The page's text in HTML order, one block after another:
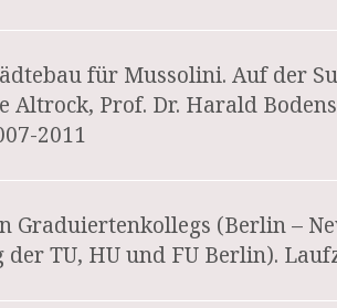
für Mussolini. Auf der
Altrock, Prof. Dr. Harald
2011
(Berlin –
TU, HU und FU Berlin).